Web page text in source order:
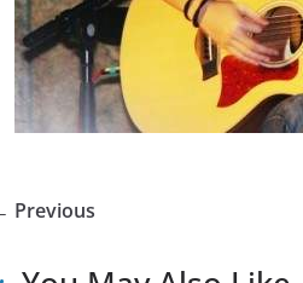
Previous